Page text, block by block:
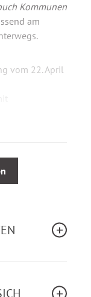
Kommunen
am
vom 22. April
des
(mit